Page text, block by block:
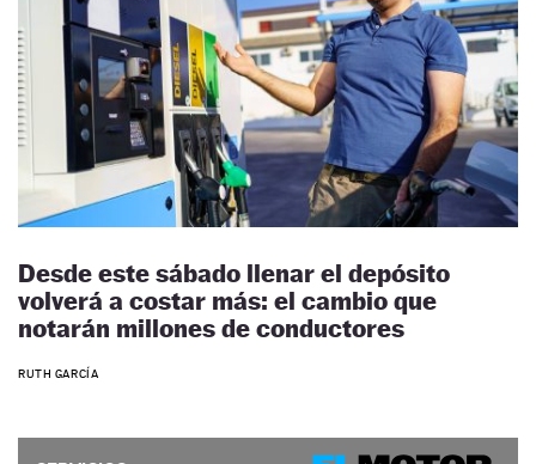
Desde este sábado llenar el depósito
volverá a costar más: el cambio que
notarán millones de conductores
RUTH GARCÍA